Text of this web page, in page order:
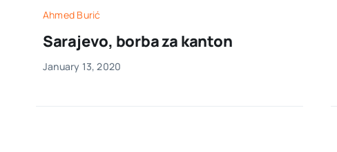
Ahmed Burić
Sarajevo, borba za kanton
January 13, 2020